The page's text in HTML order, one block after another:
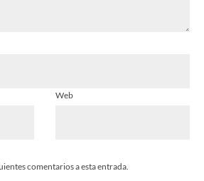
Web
comentarios a esta entrada.